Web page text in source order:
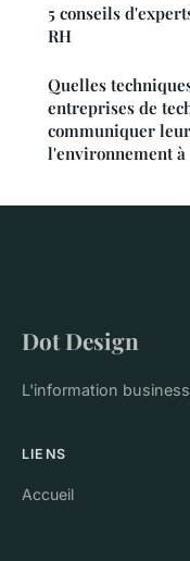
5 conseils
RH
Quelles
entreprises de
communiquer
l'environnement
Dot Design
L'information
LIENS
Accueil